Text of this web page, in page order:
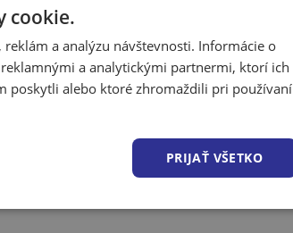
cookie.
a analýzu návštevnosti. Informácie o
a analytickými partnermi, ktorí ich
poskytli alebo ktoré zhromaždili pri používaní
PRIJAŤ VŠETKO